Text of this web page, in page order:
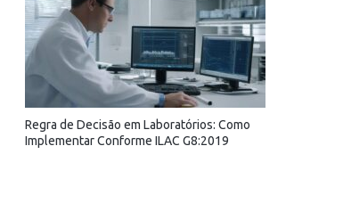
Regra de Decisão em Laboratórios: Como
Implementar Conforme ILAC G8:2019